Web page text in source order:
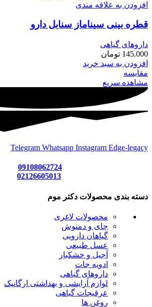
افزودن به علاقه مندی
قطره بینی سیناماز سنابل دارو
داروهای گیاهی
145.000 تومان
افزودن به سبد خرید
مقایسه
مشاهده سریع
Telegram Whatsapp Instagram Edge-legacy
09108062724
02126605013
دسته بندی محصولات دکتر موم
محصولات لاغری
چای و دمنوش
گیاهان دارویی
عسل طبیعی
آجیل و خشکبار
ادویه جات
داروهای گیاهی
لوازم آرایشی و بهداشتی ارگانیک
عرقیجات گیاهی
روغن ها